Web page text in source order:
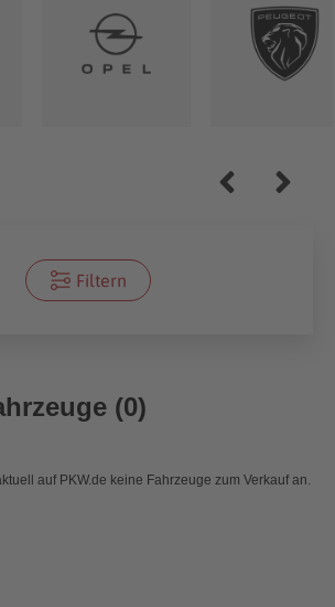
Filtern
(0)
auf PKW.de keine Fahrzeuge zum Verkauf an.